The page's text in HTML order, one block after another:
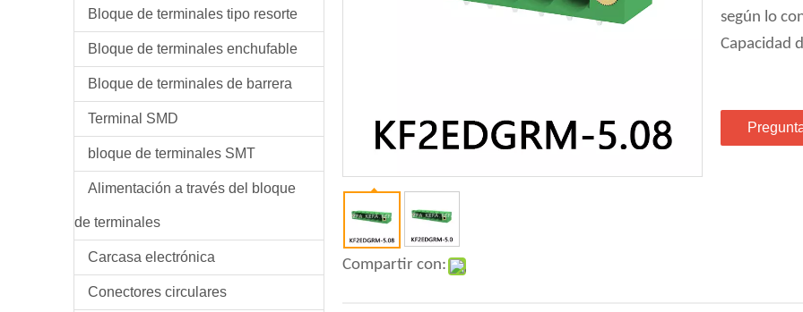
Bloque de terminales tipo resorte
Bloque de terminales enchufable
Bloque de terminales de barrera
Terminal SMD
bloque de terminales SMT
Alimentación a través del bloque
de terminales
Carcasa electrónica
Conectores circulares
Compartir con:
según lo
Capacidad